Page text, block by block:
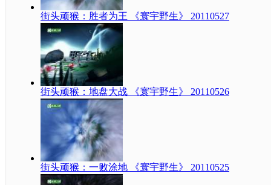
街头顽猴：胜者为王 《寰宇野生》 20110527
街头顽猴：地盘大战 《寰宇野生》 20110526
街头顽猴：一败涂地 《寰宇野生》 20110525